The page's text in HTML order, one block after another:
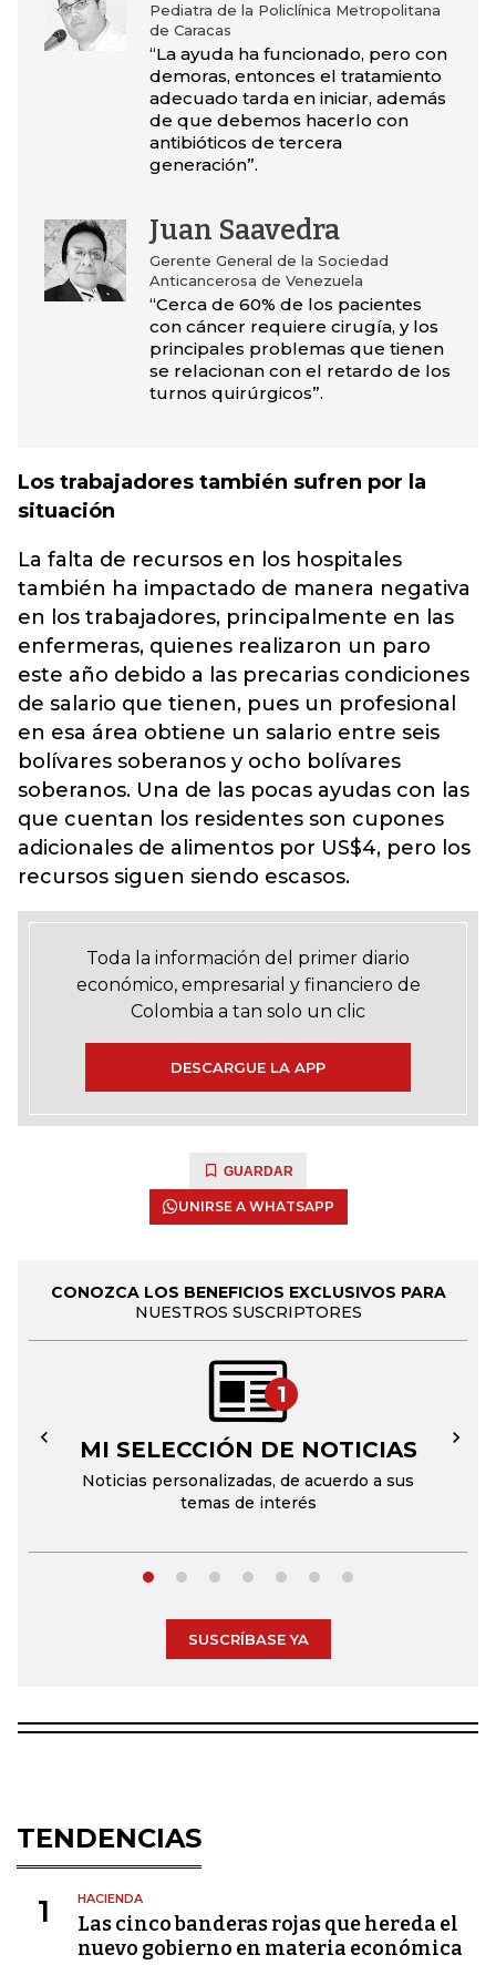
Pediatra de la Policlínica Metropolitana
de Caracas
“La ayuda ha funcionado, pero con
demoras, entonces el tratamiento
adecuado tarda en iniciar, además
de que debemos hacerlo con
antibióticos de tercera
generación”.
Juan Saavedra
Gerente General de la Sociedad
Anticancerosa de Venezuela
“Cerca de 60% de los pacientes
con cáncer requiere cirugía, y los
principales problemas que tienen
se relacionan con el retardo de los
turnos quirúrgicos”.
Los trabajadores también sufren por la
situación
La falta de recursos en los hospitales
también ha impactado de manera negativa
en los trabajadores, principalmente en las
enfermeras, quienes realizaron un paro
este año debido a las precarias condiciones
de salario que tienen, pues un profesional
en esa área obtiene un salario entre seis
bolívares soberanos y ocho bolívares
soberanos. Una de las pocas ayudas con las
que cuentan los residentes son cupones
adicionales de alimentos por US$4, pero los
recursos siguen siendo escasos.
Toda la información del primer diario
económico, empresarial y financiero de
Colombia a tan solo un clic
DESCARGUE LA APP
GUARDAR
UNIRSE A WHATSAPP
CONOZCA LOS BENEFICIOS EXCLUSIVOS PARA
NUESTROS SUSCRIPTORES
1
MI SELECCIÓN DE NOTICIAS
Noticias personalizadas, de acuerdo a sus
temas de interés
← →
SUSCRÍBASE YA
TENDENCIAS
1 HACIENDA
Las cinco banderas rojas que hereda el
nuevo gobierno en materia económica